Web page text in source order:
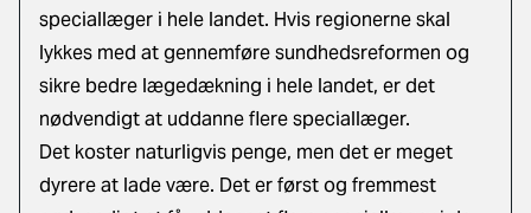
speciallæger i hele landet. Hvis regionerne skal
lykkes med at gennemføre sundhedsreformen og
sikre bedre lægedækning i hele landet, er det
nødvendigt at uddanne flere speciallæger.
Det koster naturligvis penge, men det er meget
dyrere at lade være. Det er først og fremmest